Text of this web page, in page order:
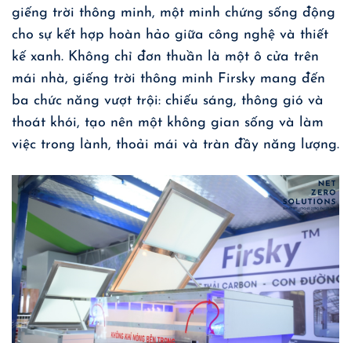
giếng trời thông minh, một minh chứng sống động
cho sự kết hợp hoàn hảo giữa công nghệ và thiết
kế xanh. Không chỉ đơn thuần là một ô cửa trên
mái nhà, giếng trời thông minh Firsky mang đến
ba chức năng vượt trội: chiếu sáng, thông gió và
thoát khói, tạo nên một không gian sống và làm
việc trong lành, thoải mái và tràn đầy năng lượng.